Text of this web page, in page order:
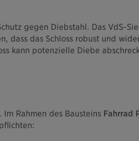
gegen Diebstahl. Das VdS-
dass das Schloss robust und
kann potenzielle Diebe
Rahmen des Bausteins Fahrrad